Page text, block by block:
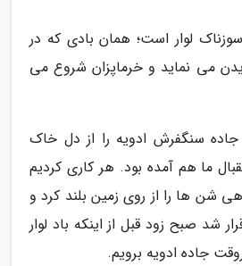
لوار است؛ همان بادی که در
می نماید و خرماپزان شروع می
جاده سنگفرش ادویه را از دل خاک
ما هم آمده بود. هر کاری کردیم
شن ها را از روی زمین بلند کرد و
شد صبح زود قبل از اینکه باد لوار
جاده ادویه برویم.